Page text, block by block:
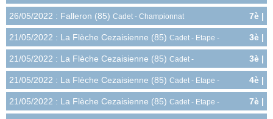
Epreuve 1 jour - Route
0.4pts
26/05/2022 : Falleron (85) Cadet - Championnat
Départemental - Route
7è |
5.4pts
21/05/2022 : La Flèche Cezaisienne (85) Cadet - Etape -
Route
3è |
3.2pts
21/05/2022 : La Flèche Cezaisienne (85) Cadet -
Classement Général - Route
3è |
9.6pts
21/05/2022 : La Flèche Cezaisienne (85) Cadet - Etape -
Route
4è |
2.8pts
21/05/2022 : La Flèche Cezaisienne (85) Cadet - Etape -
Route
7è |
1.8pts